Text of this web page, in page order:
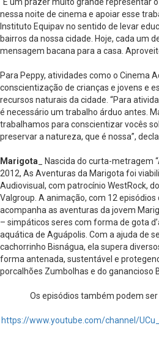
nessa noite de cinema e apoiar esse
Instituto Equipav no sentido de levar
bairros da nossa cidade. Hoje, cada um
mensagem bacana para a casa.
Para Peppy, atividades como o Cinema
conscientização de crianças e jovens e
recursos naturais da cidade. “Para
é necessário um trabalho árduo antes.
trabalhamos para conscientizar vocês
preservar a natureza, que é nossa”,
Marigota _ Nascida do curta-metragem
2012, As Aventuras da Marigota foi
Audiovisual, com patrocínio WestRock,
Valgroup. A animação, com 12 episódios
acompanha as aventuras da jovem
– simpáticos seres com forma de gota
aquática de Aguápolis. Com a ajuda de
cachorrinho Bisnágua, ela supera
forma antenada, sustentável e
porcalhões Zumbolhas e do ganancioso
Os episódios também podem ser
https://www.youtube.com/channel/